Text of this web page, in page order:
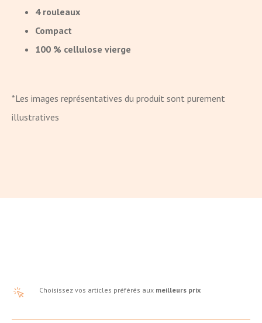
4 rouleaux
Compact
100 % cellulose vierge
*Les images représentatives du produit sont purement
illustratives
Choisissez vos articles préférés aux meilleurs prix